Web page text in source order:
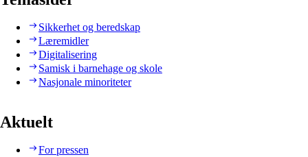
Sikkerhet og beredskap
Læremidler
Digitalisering
Samisk i barnehage og skole
Nasjonale minoriteter
Aktuelt
For pressen